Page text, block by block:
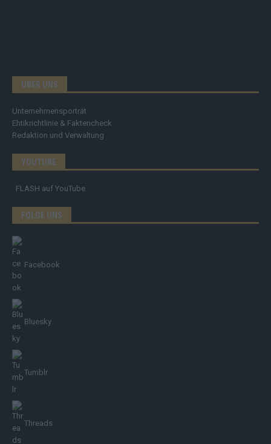
ÜBER UNS
Unternehmensporträt
Ehtikrichtlinie & Faktencheck
Redaktion und Verwaltung
YOUTUBE
FLASH auf YouTube
FOLGE UNS
Facebook
Bluesky
Tumblr
Threads